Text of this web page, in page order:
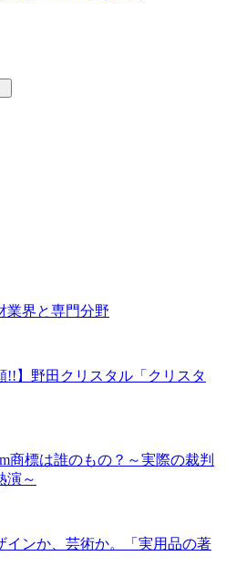
業界と専門分野
!!】野田クリスタル「クリスタ
商標は誰のもの？～実際の裁判
演～
インか、芸術か。「実用品の著